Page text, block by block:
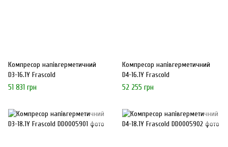
Компресор напівгерметичний
D3-16.1Y Frascold
51 831 грн
Компресор напівгерметичний
D4-16.1Y Frascold
52 255 грн